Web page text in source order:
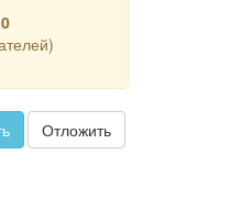
0
Отложить